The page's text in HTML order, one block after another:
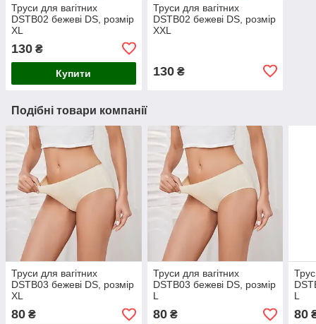
Труси для вагітних
DSTB02 бежеві DS, розмір
XL
130 ₴
Купити
Труси для вагітних
DSTB02 бежеві DS, розмір
XXL
130₴
Подібні товари компанії
Труси для вагітних
DSTB03 бежеві DS, розмір
XL
80 ₴
Труси для вагітних
DSTB03 бежеві DS, розмір
L
80₴
L
80